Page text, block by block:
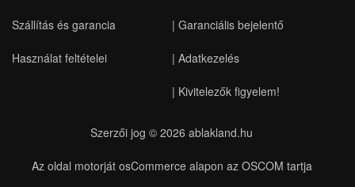
Szállítás és garancia
Használat feltételei
| Garanciális bejelentő
| Adatkezelés
| Kivitelezők figyelem!
Szerzői jog © 2026 ablakland.hu
Az oldal motorját osCommerce alapon az OSCOM tartja